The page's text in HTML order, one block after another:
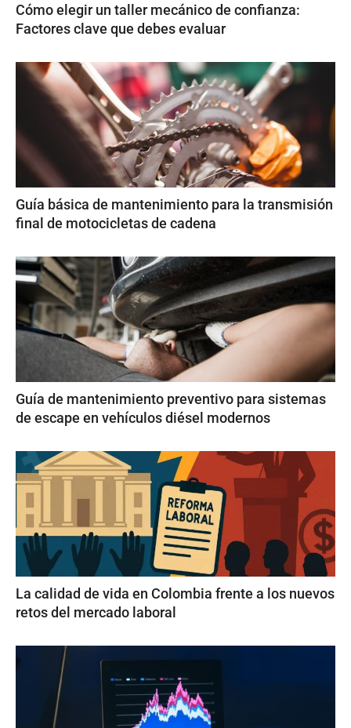
Cómo elegir un taller mecánico de confianza:
Factores clave que debes evaluar
Guía básica de mantenimiento para la transmisión
final de motocicletas de cadena
Guía de mantenimiento preventivo para sistemas
de escape en vehículos diésel modernos
La calidad de vida en Colombia frente a los nuevos
retos del mercado laboral